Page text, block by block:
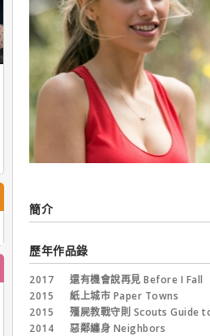
簡介
歷年作品錄
2017
還有機會說再見 Before I Fall
2015
紙上城市 Paper Towns
2015
殭屍教戰守則 Scouts Guide
2014
惡鄰纏身 Neighbors